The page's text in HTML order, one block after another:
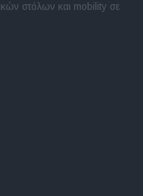
στόλων και mobility σε